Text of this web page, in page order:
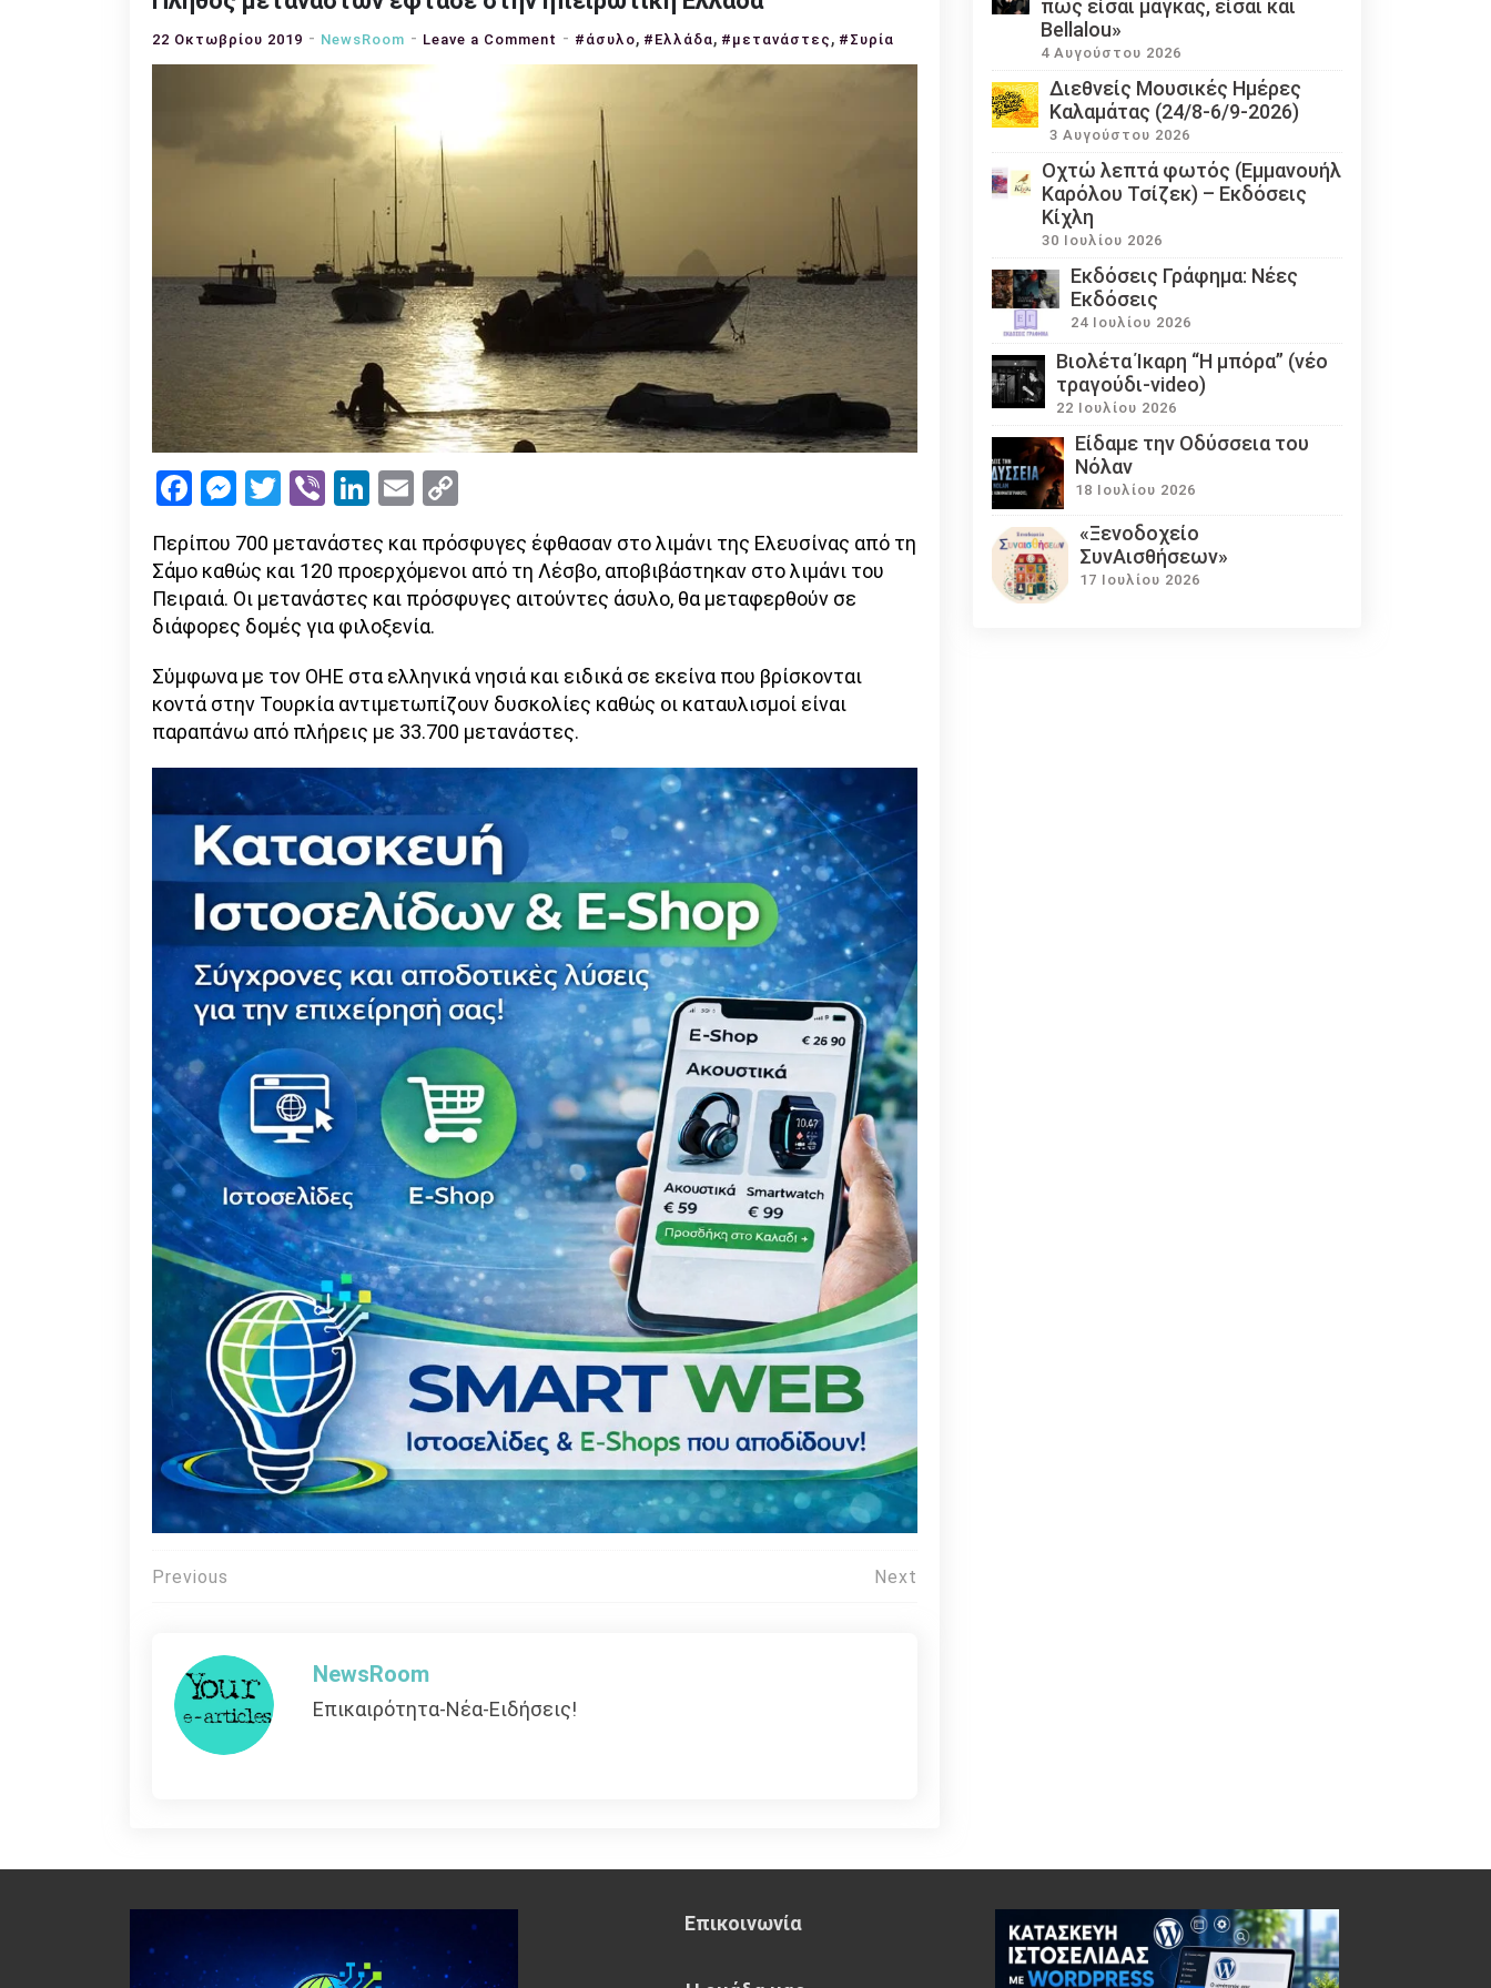
22 Οκτωβρίου 2019 NewsRoom Leave a Comment on
Πλήθος
έφτασε
ηπειρωτική
Ελλάδα
#άσυλο, #Ελλάδα, #μετανάστες , #Συρία
Facebook
Messenger
Twitter
ViberLinkedIn
Email
Περίπου 700 μετανάστες και πρόσφυγες έφθασαν στο λιμάνι της Ελευσίνας από τη
Σάμο καθώς και 120 προερχόμενοι από τη Λέσβο, αποβιβάστηκαν στο λιμάνι του
Πειραιά. Οι μετανάστες και πρόσφυγες αιτούντες άσυλο, θα μεταφερθούν σε
διάφορες δομές για φιλοξενία.
Σύμφωνα με τον ΟΗΕ στα ελληνικά νησιά και ειδικά σε εκείνα που βρίσκονται
κοντά στην Τουρκία αντιμετωπίζουν δυσκολίες καθώς οι καταυλισμοί είναι
παραπάνω από πλήρεις με 33.700 μετανάστες.
Πλοήγηση
Previous Next
NewsRoom
Επικαιρότητα-Νέα-Ειδήσεις!
πως είσαι μάγκας, είσαι και
Bellalou»
4 Αυγούστου 2026
Διεθνείς Μουσικές Ημέρες
Καλαμάτας (24/8-6/9-2026)
3 Αυγούστου 2026
Οχτώ λεπτά φωτός (Εμμανουήλ
Καρόλου Τσίζεκ) – Εκδόσεις
Κίχλη
30 Ιουλίου 2026
Εκδόσεις Γράφημα: Νέες
Εκδόσεις
24 Ιουλίου 2026
Βιολέτα Ίκαρη “Η μπόρα” (νέο
τραγούδι-video)
22 Ιουλίου 2026
Eίδαμε την Οδύσσεια του
Νόλαν
18 Ιουλίου 2026
«Ξενοδοχείο
ΣυνΑισθήσεων»
17 Ιουλίου 2026
Επικοινωνία